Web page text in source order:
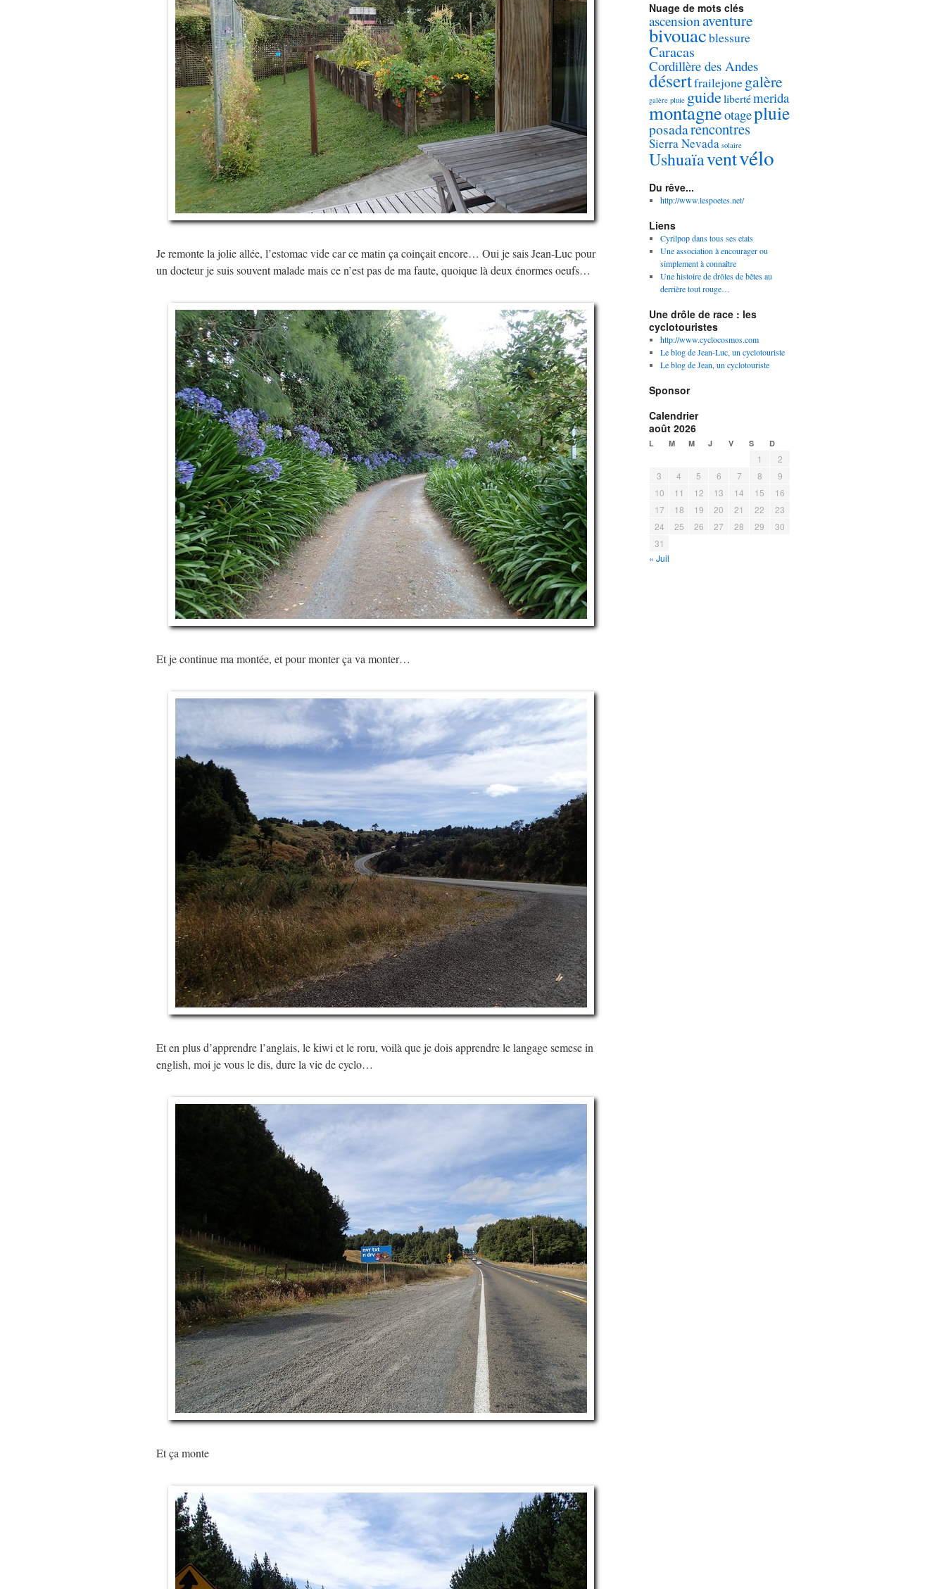
Je remonte la jolie allée, l’estomac vide car ce matin ça coinçait encore… Oui je sais Jean-Luc pour
un docteur je suis souvent malade mais ce n’est pas de ma faute, quoique là deux énormes oeufs…
Et je continue ma montée, et pour monter ça va monter…
Et en plus d’apprendre l’anglais, le kiwi et le roru, voilà que je dois apprendre le langage semese in
english, moi je vous le dis, dure la vie de cyclo…
Et ça monte
Nuage de mots clés
ascensionaventure
bivouacblessure
Caracas
Cordillère des Andes
désertfrailejonegalère
galère pluie guidelibertémerida
montagneotagepluie
posadarencontres
Sierra Nevada solaire
Ushuaïaventvélo
Du rêve...
http://www.lespoetes.net/
Liens
Cyrilpop dans tous ses etats
Une association à encourager ou
simplement à connaître
Une histoire de drôles de bêtes au
derrière tout rouge…
Une drôle de race : les
cyclotouristes
http://www.cyclocosmos.com
Le blog de Jean-Luc, un cyclotouriste
Le blog de Jean, un cyclotouriste
Sponsor
Calendrier
août 2026
L M M J V S D
1
2
3
4 5 6 7 8
9
10
11 12 13 14 15
16
17
18 19 20 21 22
23
24
25 26 27 28 29
30
31
« Juil